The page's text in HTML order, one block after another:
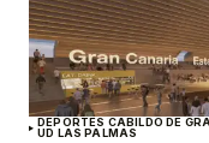
DEPORTES CABILDO DE
UD LAS PALMAS